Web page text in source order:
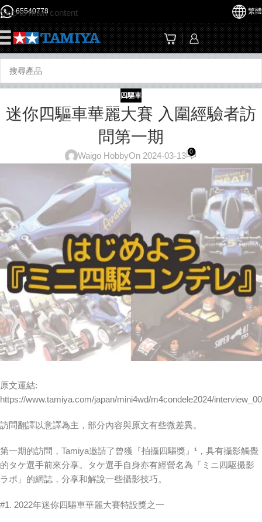
Skip to main content
65540778 繁體
四驅車
迷你四驅車華麗大賽 入圍經驗者訪
問第一期
Waigo HobbyOn 2024-03-13 0
原文運結:
https://www.tamiya.com/japan/mini4wd/m4condele2024/
訪問翻譯以意譯為主，部分內容與原文有些微差異。
第一期的訪問，Tamiya邀請了曾獲『拍攝四驅獎』¹，具有攝影觸覺
的タケ選手前來分享。タケ選手自身亦有經營名為「ミニ四駆撮影
ラボ」的網誌，分享和解說一些攝影技巧。
#1. 2022年迷你四驅車華麗大賽特設獎之一